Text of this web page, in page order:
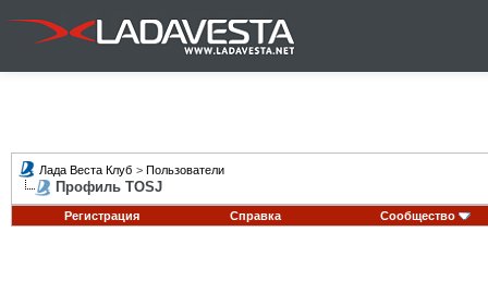
Лада Веста Клуб > Пользователи
Профиль TOSJ
Регистрация Справка Сообщество